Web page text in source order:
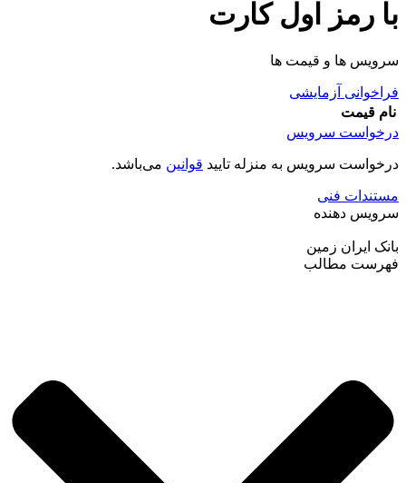
با رمز اول کارت
سرویس ها و قیمت ها
فراخوانی آزمایشی
نام قیمت
درخواست سرویس
درخواست سرویس به منزله تایید قوانین می‌باشد.
مستندات فنی
سرویس دهنده
بانک ایران زمین
فهرست مطالب